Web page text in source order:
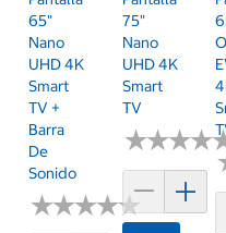
65"
Nano
UHD 4K
Smart
TV +
Barra
De
Sonido
★★★★★
★★★★★
75"
Nano
UHD 4K
Smart
TV
★★★★
★★★★